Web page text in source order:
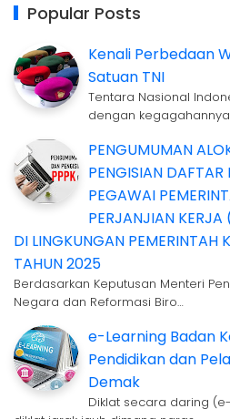
Popular Posts
Kenali Perbedaan
Satuan TNI
Tentara Nasional
dengan
PENGUMUMAN
PENGISIAN
PEGAWAI
PERJANJIAN
DI LINGKUNGAN PEMERINTAH
TAHUN 2025
Berdasarkan Keputusan Menteri
Negara dan Reformasi Biro…
e-Learning Badan
Pendidikan dan
Demak
Diklat secara daring